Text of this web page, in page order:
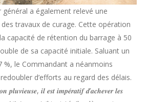
a également relevé une
travaux de curage. Cette opération
capacité de rétention du barrage à 50
de sa capacité initiale. Saluant un
%, le Commandant a néanmoins
d’efforts au regard des délais.
𝒑𝒍𝒖𝒗𝒊𝒆𝒖𝒔𝒆, 𝒊𝒍 𝒆𝒔𝒕 𝒊𝒎𝒑𝒆́𝒓𝒂𝒕𝒊𝒇 𝒅’𝒂𝒄𝒉𝒆𝒗𝒆𝒓 𝒍𝒆𝒔